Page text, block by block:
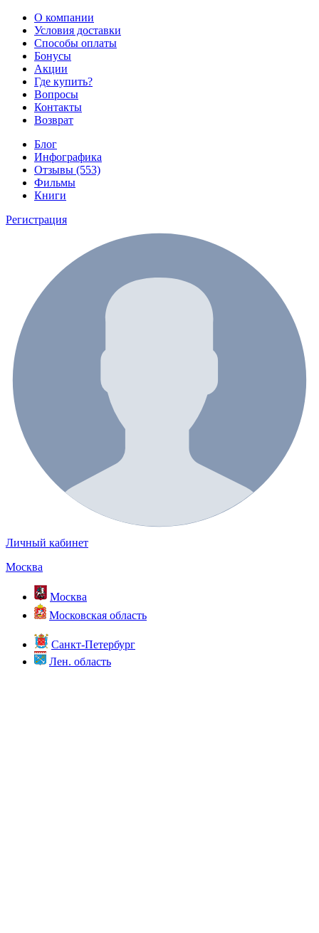
О компании
Условия доставки
Способы оплаты
Бонусы
Акции
Где купить?
Вопросы
Контакты
Возврат
Блог
Инфографика
Отзывы (553)
Фильмы
Книги
Регистрация
Личный кабинет
Москва
Москва
Московская область
Санкт-Петербург
Лен. область